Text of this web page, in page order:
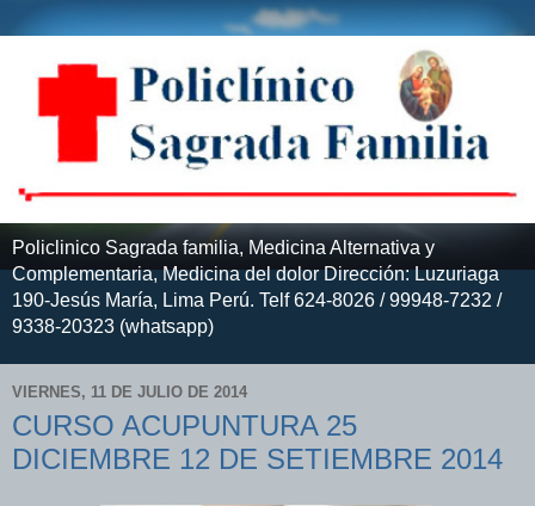
Policlinico Sagrada familia, Medicina Alternativa y
Complementaria, Medicina del dolor Dirección: Luzuriaga
190-Jesús María, Lima Perú. Telf 624-8026 / 99948-7232 /
9338-20323 (whatsapp)
VIERNES, 11 DE JULIO DE 2014
CURSO ACUPUNTURA 25
DICIEMBRE 12 DE SETIEMBRE 2014